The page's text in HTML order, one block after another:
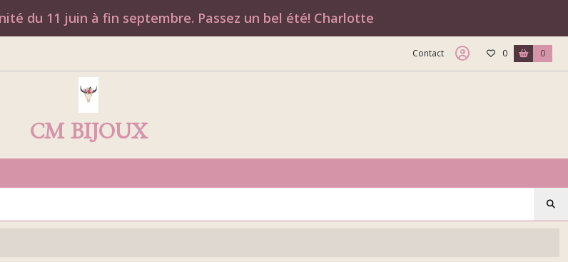
du 11 juin à fin septembre. Passez un bel été! Charlotte
Contact 0 0
CM BIJOUX